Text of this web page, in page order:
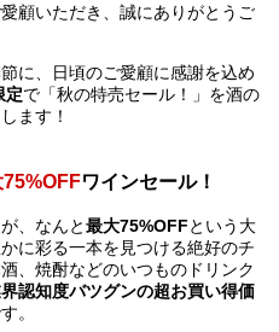
顧いただき、誠にありがとうご
節に、日頃のご愛顧に感謝を込め
定で「秋の特売セール！」を酒の
ます！
ワインセール！
、なんと最大75%OFFという大
に彩る一本を見つける絶好のチ
、焼酎などのいつものドリンク
認知度バツグンの超お買い得価
。